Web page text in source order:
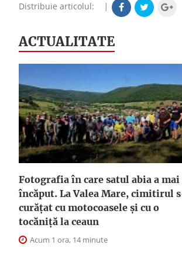
Distribuie articolul: |
ACTUALITATE
Fotografia în care satul abia a mai
încăput. La Valea Mare, cimitirul
curățat cu motocoasele și cu o
tocăniță la ceaun
Acum 1 ora, 14 minute